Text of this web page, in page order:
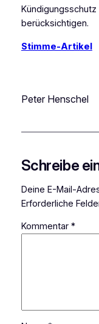
berücksichtigen.
Stimme-Artikel
Peter Henschel
Schreibe
Deine E-Mail-
Erforderliche
Kommentar *